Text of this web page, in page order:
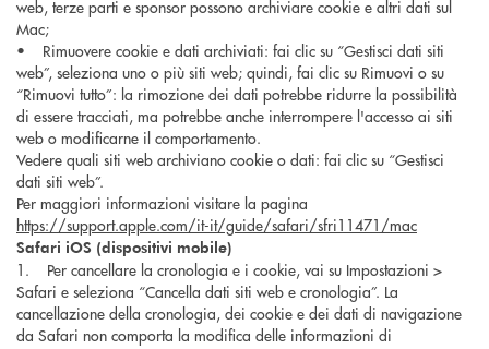
web, terze parti e sponsor possono archiviare cookie e altri dati sul
Mac;
• Rimuovere cookie e dati archiviati: fai clic su “Gestisci dati siti
web”, seleziona uno o più siti web; quindi, fai clic su Rimuovi o su
“Rimuovi tutto”: la rimozione dei dati potrebbe ridurre la possibilità
di essere tracciati, ma potrebbe anche interrompere l'accesso ai siti
web o modificarne il comportamento.
Vedere quali siti web archiviano cookie o dati: fai clic su “Gestisci
dati siti web”.
Per maggiori informazioni visitare la pagina
https://support.apple.com/it-it/guide/safari/sfri11471/mac
Safari iOS (dispositivi mobile)
1. Per cancellare la cronologia e i cookie, vai su Impostazioni >
Safari e seleziona “Cancella dati siti web e cronologia”. La
cancellazione della cronologia, dei cookie e dei dati di navigazione
da Safari non comporta la modifica delle informazioni di